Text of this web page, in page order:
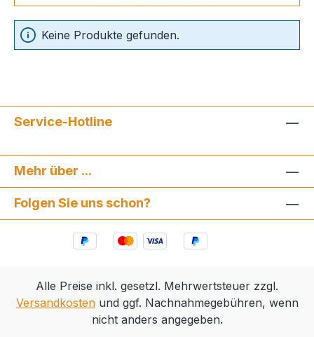
Keine Produkte gefunden.
Service-Hotline
Mehr über ...
Folgen Sie uns schon?
Alle Preise inkl. gesetzl. Mehrwertsteuer zzgl.
Versandkostenund ggf. Nachnahmegebühren, wenn
nicht anders angegeben.